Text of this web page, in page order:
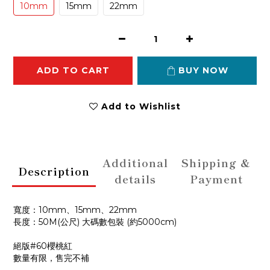
10mm 15mm 22mm
ADD TO CART BUY NOW
Add to Wishlist
Description
Additional
details
Shipping &
Payment
寬度：10mm、15mm、22mm
長度：50M(公尺) 大碼數包裝 (約5000cm)
絕版#60櫻桃紅
數量有限，售完不補